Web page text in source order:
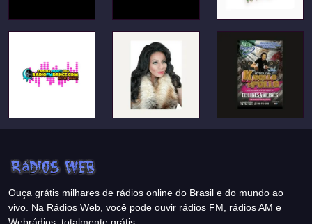
Ouça grátis milhares de rádios online do Brasil e do mundo ao
vivo. Na Rádios Web, você pode ouvir rádios FM, rádios AM e